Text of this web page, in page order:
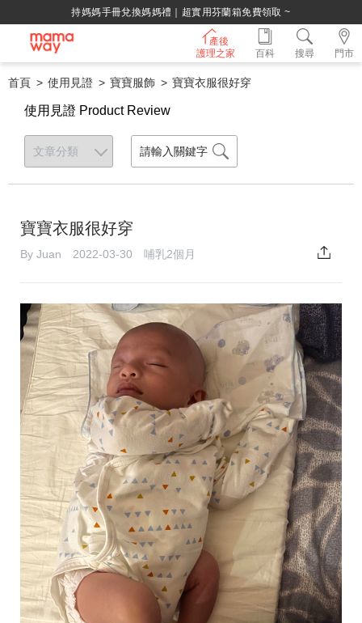
持媽媽手冊兌換媽媽禮｜超實用芬蘭箱免費領取 ~
產後
護理之家
門市
百科 搜尋
首頁 使用見證 寶寶服飾 寶寶衣服很好穿
使用見證 Product Review
寶寶衣服很好穿
By Juan 2022-03-30 哺乳2個月